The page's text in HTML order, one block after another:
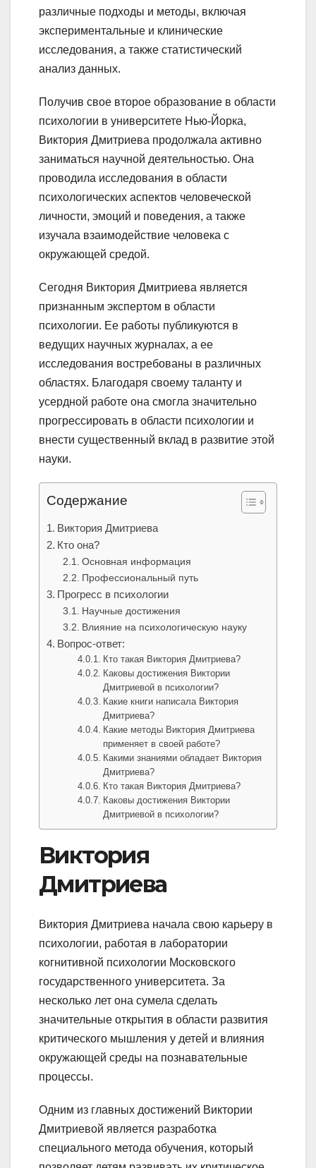
различные подходы и методы, включая
экспериментальные и клинические
исследования, а также статистический
анализ данных.
Получив свое второе образование в области
психологии в университете Нью-Йорка,
Виктория Дмитриева продолжала активно
заниматься научной деятельностью. Она
проводила исследования в области
психологических аспектов человеческой
личности, эмоций и поведения, а также
изучала взаимодействие человека с
окружающей средой.
Сегодня Виктория Дмитриева является
признанным экспертом в области
психологии. Ее работы публикуются в
ведущих научных журналах, а ее
исследования востребованы в различных
областях. Благодаря своему таланту и
усердной работе она смогла значительно
прогрессировать в области психологии и
внести существенный вклад в развитие этой
науки.
Содержание
Виктория Дмитриева
Кто она?
Основная информация
Профессиональный путь
Прогресс в психологии
Научные достижения
Влияние на психологическую науку
Вопрос-ответ:
Кто такая Виктория Дмитриева?
Каковы достижения Виктории
Дмитриевой в психологии?
Какие книги написала Виктория
Дмитриева?
Какие методы Виктория Дмитриева
применяет в своей работе?
Какими знаниями обладает Виктория
Дмитриева?
Кто такая Виктория Дмитриева?
Каковы достижения Виктории
Дмитриевой в психологии?
Виктория
Дмитриева
Виктория Дмитриева начала свою карьеру в
психологии, работая в лаборатории
когнитивной психологии Московского
государственного университета. За
несколько лет она сумела сделать
значительные открытия в области развития
критического мышления у детей и влияния
окружающей среды на познавательные
процессы.
Одним из главных достижений Виктории
Дмитриевой является разработка
специального метода обучения, который